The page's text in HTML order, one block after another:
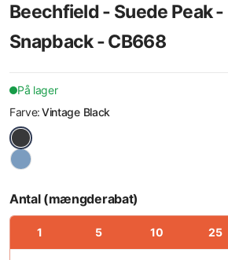
op til 25%
Beechfield - Suede Peak -
Snapback - CB668
På lager
Farve:Vintage Black
Antal (mængderabat)
1 5 10 25